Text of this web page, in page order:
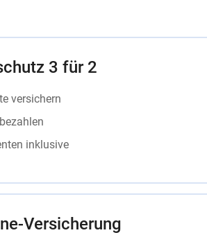
3 für 2
versichern
inklusive
Versicherung